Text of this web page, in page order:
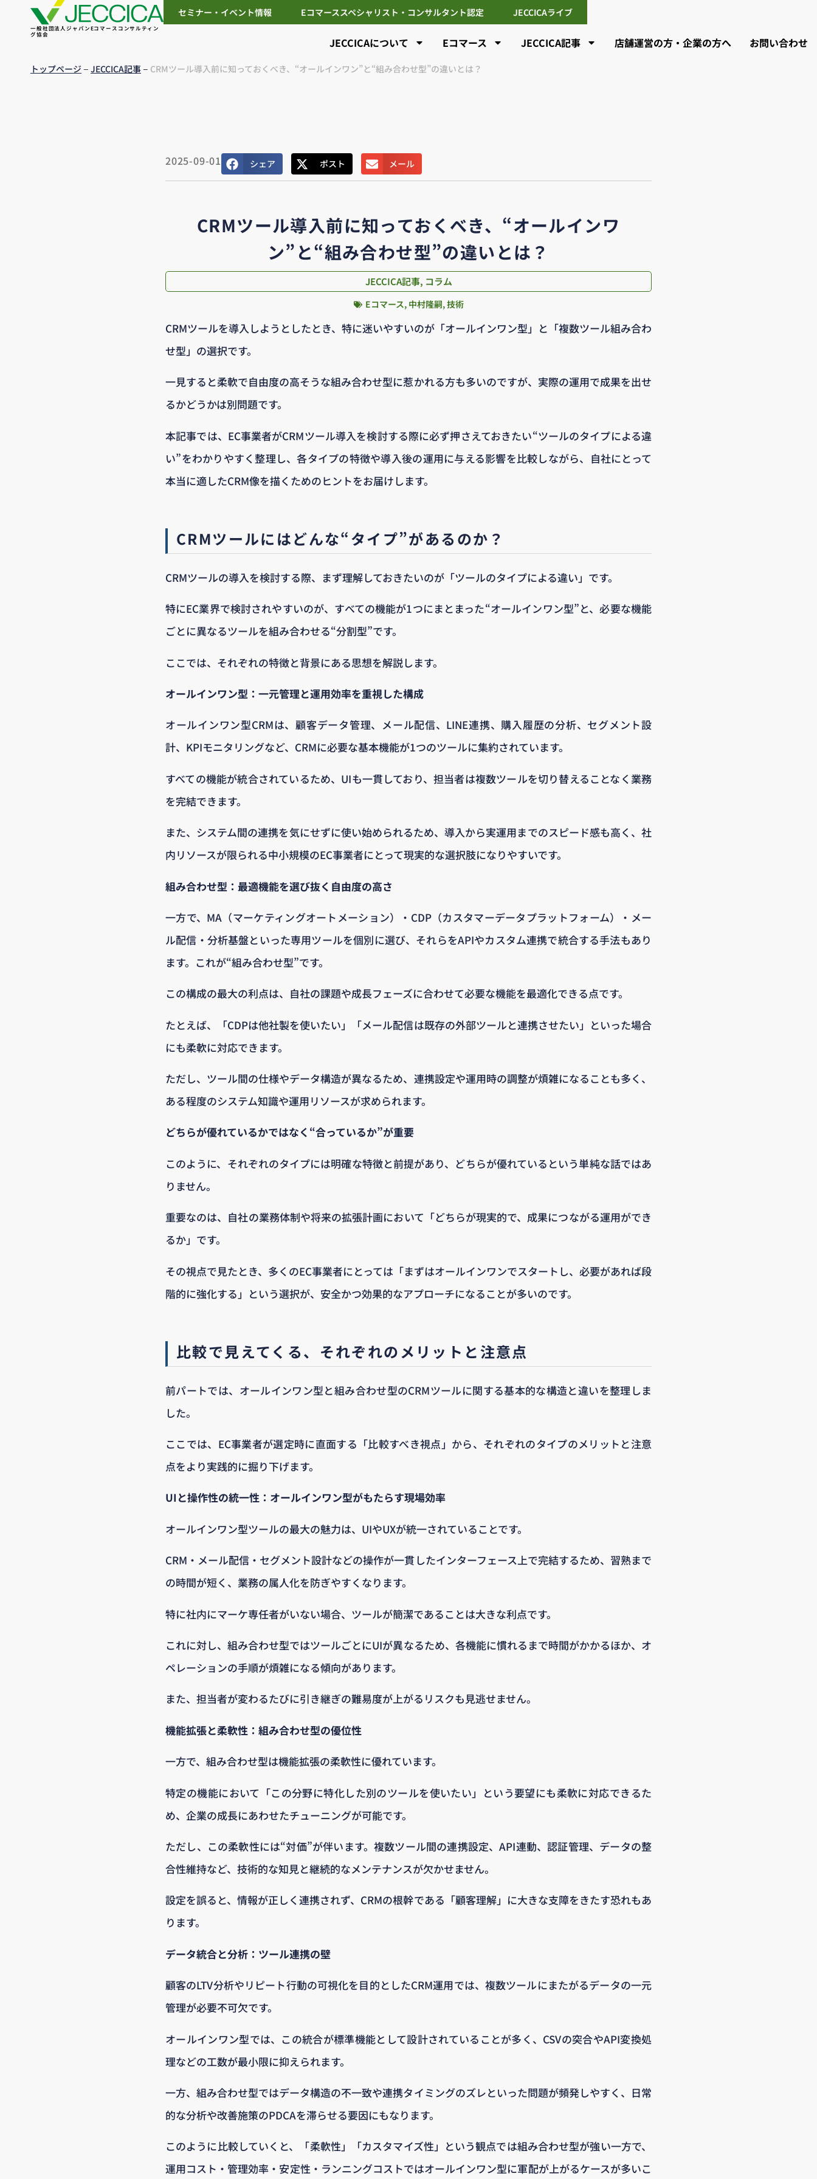
一般社団法人ジャパンEコマースコンサルティン
グ協会
セミナー・イベント情報 Eコマーススペシャリスト・コンサルタント認定 JECCICAライブ
JECCICAについて Eコマース JECCICA記事 店舗運営の方・企業の方へ お問い合わせ
トップページ– JECCICA記事– CRMツール導入前に知っておくべき、“オールインワン”と“組み合わせ型”の違いとは？
2025-09-01 シェア ポスト メール
CRMツール導入前に知っておくべき、“オールインワ
ン”と“組み合わせ型”の違いとは？
JECCICA記事, コラム
Eコマース, 中村隆嗣,技術
CRMツールを導入しようとしたとき、特に迷いやすいのが「オールインワン型」と「複数ツール組み合わ
せ型」の選択です。
一見すると柔軟で自由度の高そうな組み合わせ型に惹かれる方も多いのですが、実際の運用で成果を出せ
るかどうかは別問題です。
本記事では、EC事業者がCRMツール導入を検討する際に必ず押さえておきたい“ツールのタイプによる違
い”をわかりやすく整理し、各タイプの特徴や導入後の運用に与える影響を比較しながら、自社にとって
本当に適したCRM像を描くためのヒントをお届けします。
CRMツールにはどんな“タイプ”があるのか？
CRMツールの導入を検討する際、まず理解しておきたいのが「ツールのタイプによる違い」です。
特にEC業界で検討されやすいのが、すべての機能が1つにまとまった“オールインワン型”と、必要な機能
ごとに異なるツールを組み合わせる“分割型”です。
ここでは、それぞれの特徴と背景にある思想を解説します。
オールインワン型：一元管理と運用効率を重視した構成
オールインワン型CRMは、顧客データ管理、メール配信、LINE連携、購入履歴の分析、セグメント設
計、KPIモニタリングなど、CRMに必要な基本機能が1つのツールに集約されています。
すべての機能が統合されているため、UIも一貫しており、担当者は複数ツールを切り替えることなく業務
を完結できます。
また、システム間の連携を気にせずに使い始められるため、導入から実運用までのスピード感も高く、社
内リソースが限られる中小規模のEC事業者にとって現実的な選択肢になりやすいです。
組み合わせ型：最適機能を選び抜く自由度の高さ
一方で、MA（マーケティングオートメーション）・CDP（カスタマーデータプラットフォーム）・メー
ル配信・分析基盤といった専用ツールを個別に選び、それらをAPIやカスタム連携で統合する手法もあり
ます。これが“組み合わせ型”です。
この構成の最大の利点は、自社の課題や成長フェーズに合わせて必要な機能を最適化できる点です。
たとえば、「CDPは他社製を使いたい」「メール配信は既存の外部ツールと連携させたい」といった場合
にも柔軟に対応できます。
ただし、ツール間の仕様やデータ構造が異なるため、連携設定や運用時の調整が煩雑になることも多く、
ある程度のシステム知識や運用リソースが求められます。
どちらが優れているかではなく“合っているか”が重要
このように、それぞれのタイプには明確な特徴と前提があり、どちらが優れているという単純な話ではあ
りません。
重要なのは、自社の業務体制や将来の拡張計画において「どちらが現実的で、成果につながる運用ができ
るか」です。
その視点で見たとき、多くのEC事業者にとっては「まずはオールインワンでスタートし、必要があれば段
階的に強化する」という選択が、安全かつ効果的なアプローチになることが多いのです。
比較で見えてくる、それぞれのメリットと注意点
前パートでは、オールインワン型と組み合わせ型のCRMツールに関する基本的な構造と違いを整理しま
した。
ここでは、EC事業者が選定時に直面する「比較すべき視点」から、それぞれのタイプのメリットと注意
点をより実践的に掘り下げます。
UIと操作性の統一性：オールインワン型がもたらす現場効率
オールインワン型ツールの最大の魅力は、UIやUXが統一されていることです。
CRM・メール配信・セグメント設計などの操作が一貫したインターフェース上で完結するため、習熟まで
の時間が短く、業務の属人化を防ぎやすくなります。
特に社内にマーケ専任者がいない場合、ツールが簡潔であることは大きな利点です。
これに対し、組み合わせ型ではツールごとにUIが異なるため、各機能に慣れるまで時間がかかるほか、オ
ペレーションの手順が煩雑になる傾向があります。
また、担当者が変わるたびに引き継ぎの難易度が上がるリスクも見逃せません。
機能拡張と柔軟性：組み合わせ型の優位性
一方で、組み合わせ型は機能拡張の柔軟性に優れています。
特定の機能において「この分野に特化した別のツールを使いたい」という要望にも柔軟に対応できるた
め、企業の成長にあわせたチューニングが可能です。
ただし、この柔軟性には“対価”が伴います。複数ツール間の連携設定、API連動、認証管理、データの整
合性維持など、技術的な知見と継続的なメンテナンスが欠かせません。
設定を誤ると、情報が正しく連携されず、CRMの根幹である「顧客理解」に大きな支障をきたす恐れもあ
ります。
データ統合と分析：ツール連携の壁
顧客のLTV分析やリピート行動の可視化を目的としたCRM運用では、複数ツールにまたがるデータの一元
管理が必要不可欠です。
オールインワン型では、この統合が標準機能として設計されていることが多く、CSVの突合やAPI変換処
理などの工数が最小限に抑えられます。
一方、組み合わせ型ではデータ構造の不一致や連携タイミングのズレといった問題が頻発しやすく、日常
的な分析や改善施策のPDCAを滞らせる要因にもなります。
このように比較していくと、「柔軟性」「カスタマイズ性」という観点では組み合わせ型が強い一方で、
運用コスト・管理効率・安定性・ランニングコストではオールインワン型に軍配が上がるケースが多いこ